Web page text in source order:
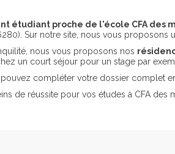
étudiant proche de l'école CFA des
Sur notre site, nous vous proposons
nous vous proposons nos
un court séjour pour un stage par
pouvez compléter votre dossier complet
de réussite pour vos études à CFA des